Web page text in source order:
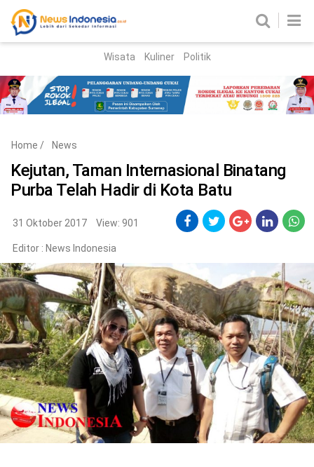
Parlemen
Nasional
Peristiwa
Hukum Kriminal
Korupsi
Politik
Gaya Hidup
Kesehatan Kuliner
Otomotif
Iptek
Wisata Kuliner Politik
Home / News
Kejutan, Taman Internasional Binatang
Purba Telah Hadir di Kota Batu
31 Oktober 2017 View: 901
Editor : News Indonesia